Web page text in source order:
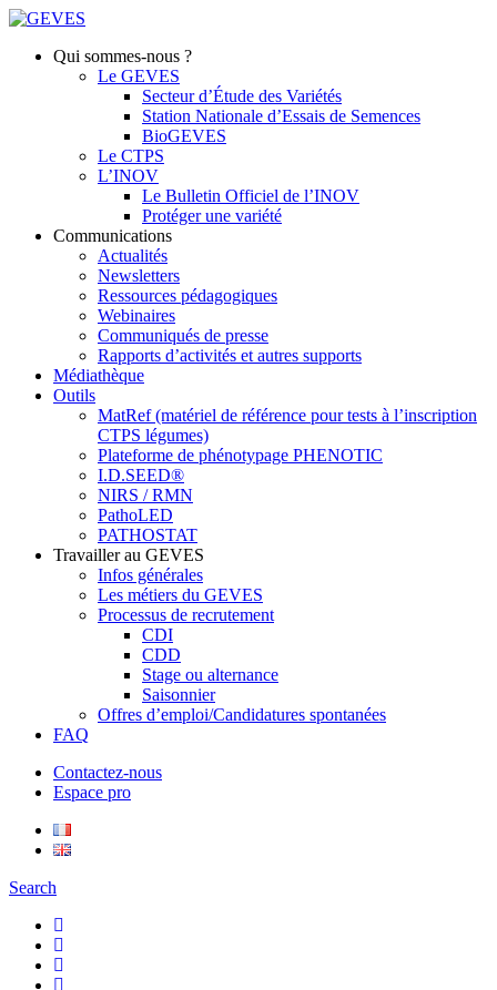
Qui sommes-nous ?
Le GEVES
Secteur d’Étude des Variétés
Station Nationale d’Essais de Semences
BioGEVES
Le CTPS
L’INOV
Le Bulletin Officiel de l’INOV
Protéger une variété
Communications
Actualités
Newsletters
Ressources pédagogiques
Webinaires
Communiqués de presse
Rapports d’activités et autres supports
Médiathèque
Outils
MatRef (matériel de référence pour tests à l’inscription
CTPS légumes)
Plateforme de phénotypage PHENOTIC
I.D.SEED®
NIRS / RMN
PathoLED
PATHOSTAT
Travailler au GEVES
Infos générales
Les métiers du GEVES
Processus de recrutement
CDI
CDD
Stage ou alternance
Saisonnier
Offres d’emploi/Candidatures spontanées
FAQ
Contactez-nous
Espace pro
Search